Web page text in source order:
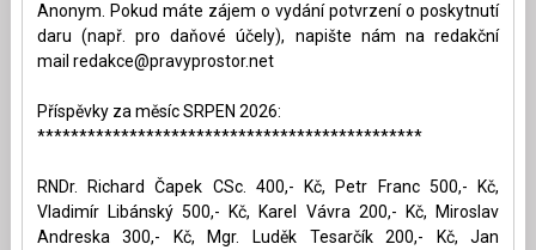
Anonym. Pokud máte zájem o vydání potvrzení o poskytnutí
daru (např. pro daňové účely), napište nám na redakční
mail redakce@pravyprostor.net
Příspěvky za měsíc SRPEN 2026:
**********************************************
RNDr. Richard Čapek CSc. 400,- Kč, Petr Franc 500,- Kč,
Vladimír Libánský 500,- Kč, Karel Vávra 200,- Kč, Miroslav
Andreska 300,- Kč, Mgr. Luděk Tesarčík 200,- Kč, Jan